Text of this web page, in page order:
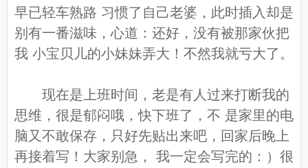
早已轻车熟路 习惯了自己老婆，此时插入却是
别有一番滋味，心道：还好，没有被那家伙把
我 小宝贝儿的小妹妹弄大！不然我就亏大了。
现在是上班时间，老是有人过来打断我的
思维，很是郁闷哦，快下班了，不 是家里的电
脑又不敢保存，只好先贴出来吧，回家后晚上
再接着写！大家别急， 我一定会写完的：）很